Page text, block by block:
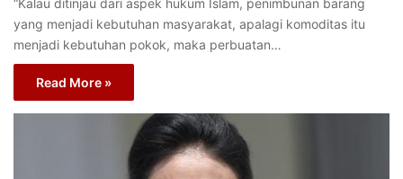
“Kalau ditinjau dari aspek hukum Islam, penimbunan barang
yang menjadi kebutuhan masyarakat, apalagi komoditas itu
menjadi kebutuhan pokok, maka perbuatan…
Read More »